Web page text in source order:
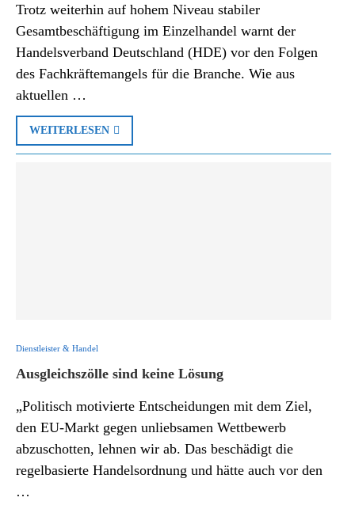
Trotz weiterhin auf hohem Niveau stabiler
Gesamtbeschäftigung im Einzelhandel warnt der
Handelsverband Deutschland (HDE) vor den Folgen
des Fachkräftemangels für die Branche. Wie aus
aktuellen …
WEITERLESEN
Dienstleister & Handel
Aus­gleichs­z­ölle sind keine Lösung
„Politisch motivierte Entscheidungen mit dem Ziel,
den EU-Markt gegen unliebsamen Wettbewerb
abzuschotten, lehnen wir ab. Das beschädigt die
regelbasierte Handelsordnung und hätte auch vor den
…